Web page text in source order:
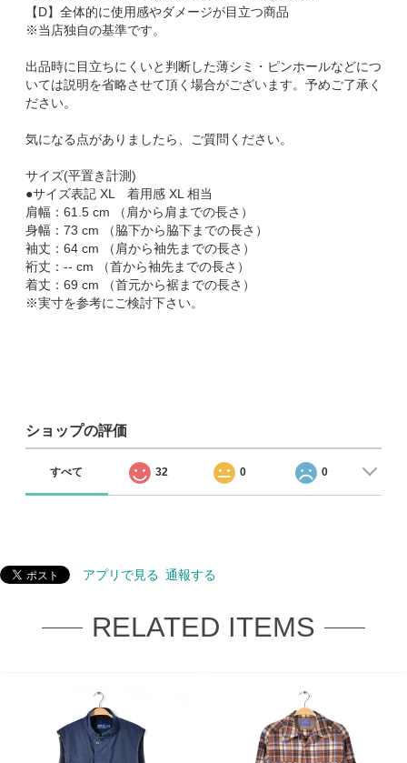
【D】全体的に使用感やダメージが目立つ商品
※当店独自の基準です。
出品時に目立ちにくいと判断した薄シミ・ピンホールなどにつ
いては説明を省略させて頂く場合がございます。予めご了承く
ださい。
気になる点がありましたら、ご質問ください。
サイズ(平置き計測)
●サイズ表記 XL 着用感 XL 相当
肩幅：61.5 cm （肩から肩までの長さ）
身幅：73 cm （脇下から脇下までの長さ）
袖丈：64 cm （肩から袖先までの長さ）
裄丈：-- cm （首から袖先までの長さ）
着丈：69 cm （首元から裾までの長さ）
※実寸を参考にご検討下さい。
ショップの評価
すべて 32 0 0
アプリで見る 通報する
RELATED ITEMS